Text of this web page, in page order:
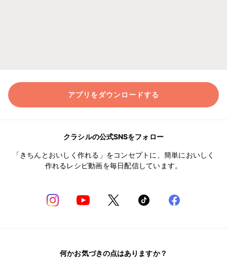
アプリをダウンロードする
クラシルの公式SNSをフォロー
「きちんとおいしく作れる」をコンセプトに、簡単においしく
作れるレシピ動画を毎日配信しています。
何かお気づきの点はありますか？